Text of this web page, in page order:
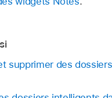
supprimer des